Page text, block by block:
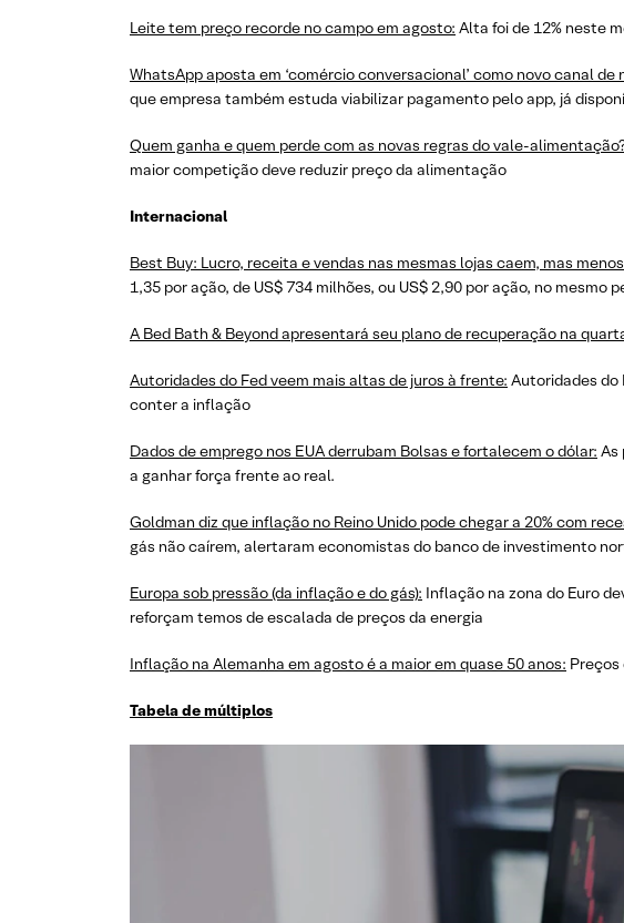
Leite tem preço recorde no campo em agosto: Alta foi de 12% neste
WhatsApp aposta em ‘comércio conversacional’ como novo canal de
que empresa também estuda viabilizar pagamento pelo app, já
Quem ganha e quem perde com as novas regras do vale-
maior competição deve reduzir preço da alimentação
Internacional
Best Buy: Lucro, receita e vendas nas mesmas lojas caem, mas
1,35 por ação, de US$ 734 milhões, ou US$ 2,90 por ação, no mesmo
A Bed Bath & Beyond apresentará seu plano de recuperação na
Autoridades do Fed veem mais altas de juros à frente: Autoridades do
conter a inflação
Dados de emprego nos EUA derrubam Bolsas e fortalecem o dólar: As
a ganhar força frente ao real.
Goldman diz que inflação no Reino Unido pode chegar a 20% com
gás não caírem, alertaram economistas do banco de investimento
Europa sob pressão (da inflação e do gás): Inflação na zona do Euro
reforçam temos de escalada de preços da energia
Inflação na Alemanha em agosto é a maior em quase 50 anos: Preços
Tabela de múltiplos